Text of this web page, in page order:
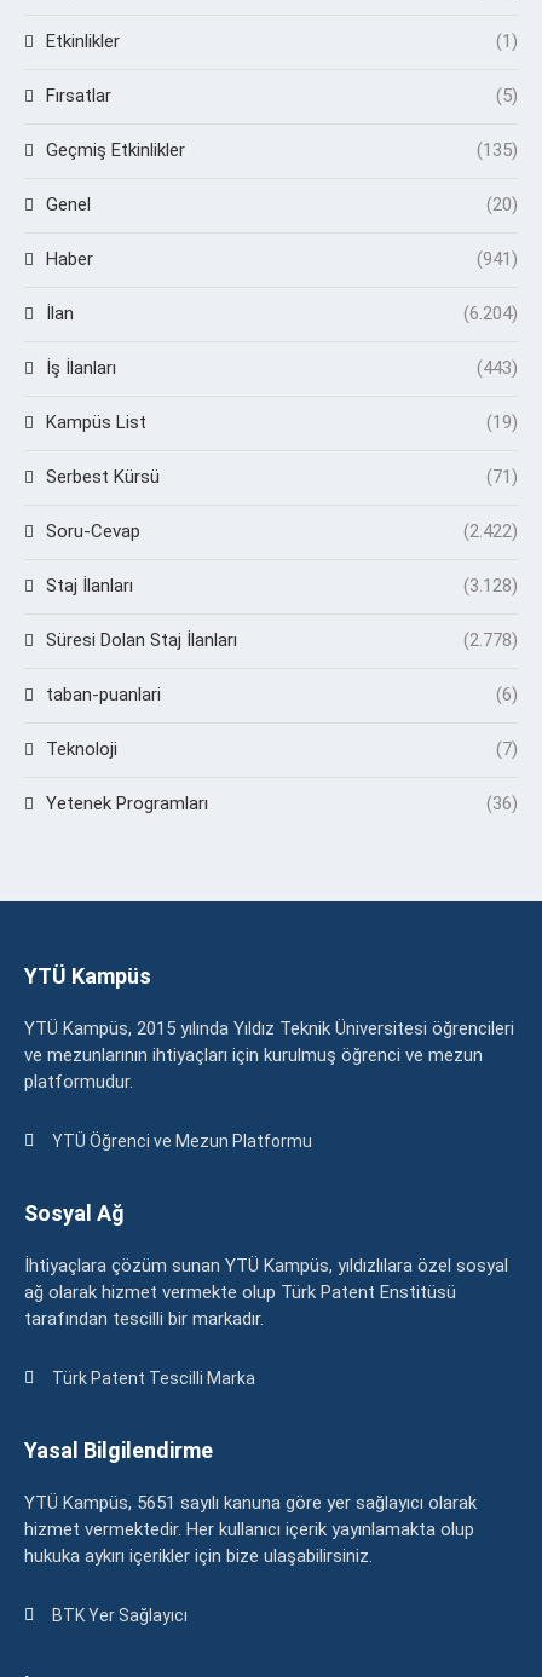
Etkinlikler (1)
Fırsatlar (5)
Geçmiş Etkinlikler (135)
Genel (20)
Haber (941)
İlan (6.204)
İş İlanları (443)
Kampüs List (19)
Serbest Kürsü (71)
Soru-Cevap (2.422)
Staj İlanları (3.128)
Süresi Dolan Staj İlanları (2.778)
taban-puanlari (6)
Teknoloji (7)
Yetenek Programları (36)
YTÜ Kampüs
YTÜ Kampüs, 2015 yılında Yıldız Teknik Üniversitesi öğrencileri
ve mezunlarının ihtiyaçları için kurulmuş öğrenci ve mezun
platformudur.
YTÜ Öğrenci ve Mezun Platformu
Sosyal Ağ
İhtiyaçlara çözüm sunan YTÜ Kampüs, yıldızlılara özel sosyal
ağ olarak hizmet vermekte olup Türk Patent Enstitüsü
tarafından tescilli bir markadır.
Türk Patent Tescilli Marka
Yasal Bilgilendirme
YTÜ Kampüs, 5651 sayılı kanuna göre yer sağlayıcı olarak
hizmet vermektedir. Her kullanıcı içerik yayınlamakta olup
hukuka aykırı içerikler için bize ulaşabilirsiniz.
BTK Yer Sağlayıcı